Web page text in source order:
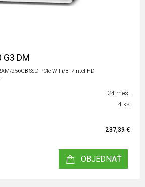
DM
256GB SSD PCIe WiFi/BT/Intel HD
24 mes.
4 ks
237,39 €
OBJEDNAŤ